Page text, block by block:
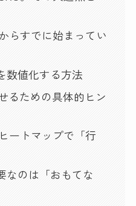
らすでに始まってい
数値化する方法
るための具体的ヒン
ートマップで「行
なのは「おもてな